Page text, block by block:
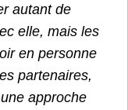
autant de
elle, mais les
en personne
partenaires,
approche